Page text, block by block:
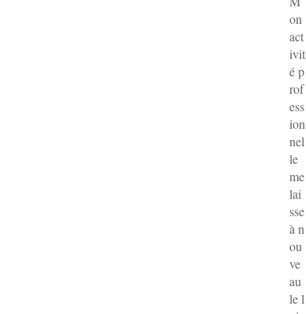
on
act
ivit
é p
rof
ess
ion
nel
le
me
lai
sse
à n
ou
ve
au
le l